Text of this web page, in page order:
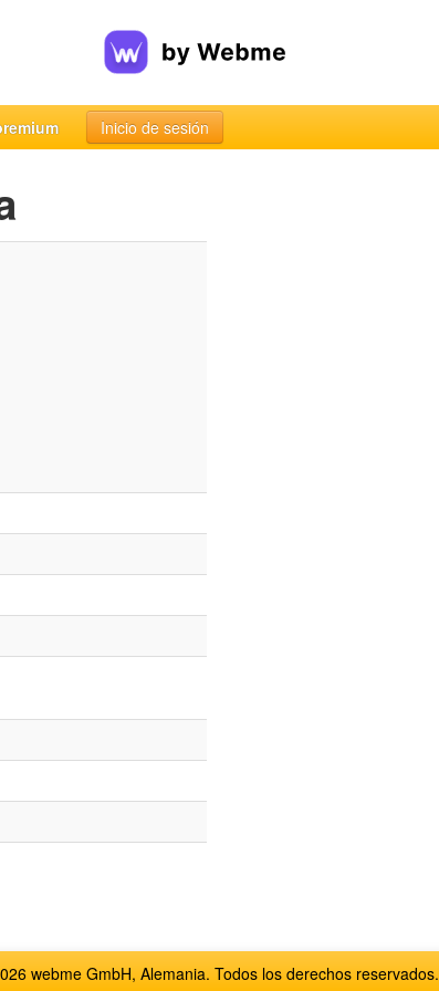
Inicio de sesión
webme GmbH, Alemania. Todos los derechos reservados.